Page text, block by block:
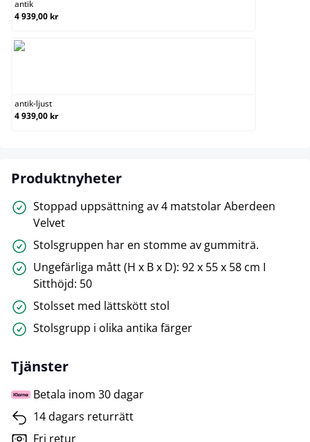
antik
4 939,00 kr
antik-ljust
4 939,00 kr
Produktnyheter
Stoppad uppsättning av 4 matstolar Aberdeen
Velvet
Stolsgruppen har en stomme av gummiträ.
Ungefärliga mått (H x B x D): 92 x 55 x 58 cm I
Sitthöjd: 50
Stolsset med lättskött stol
Stolsgrupp i olika antika färger
Tjänster
Betala inom 30 dagar
14 dagars returrätt
Fri retur